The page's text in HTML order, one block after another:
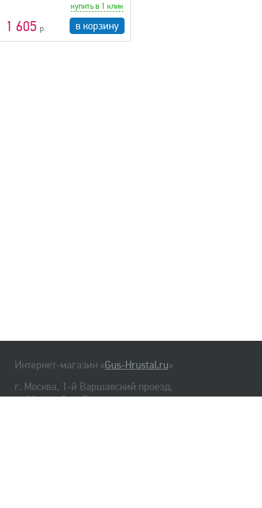
1 605
купить в 1 клик
в корзину
Интернет-магазин «Gus-Hrustal.ru»
г. Москва, 1-й Варшавский проезд,
д. 1А, стр. 3, м. Варшавская